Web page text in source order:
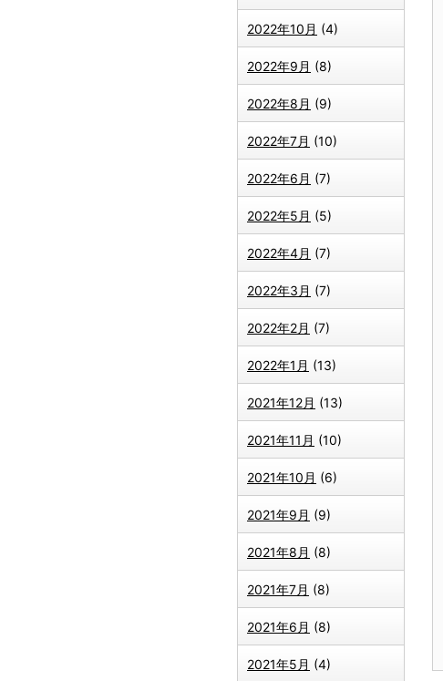
2022年10月 (4)
2022年9月 (8)
2022年8月 (9)
2022年7月 (10)
2022年6月 (7)
2022年5月 (5)
2022年4月 (7)
2022年3月 (7)
2022年2月 (7)
2022年1月 (13)
2021年12月 (13)
2021年11月 (10)
2021年10月 (6)
2021年9月 (9)
2021年8月 (8)
2021年7月 (8)
2021年6月 (8)
2021年5月 (4)